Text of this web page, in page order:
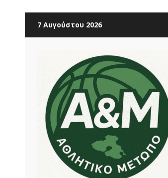
7 Αυγούστου 2026